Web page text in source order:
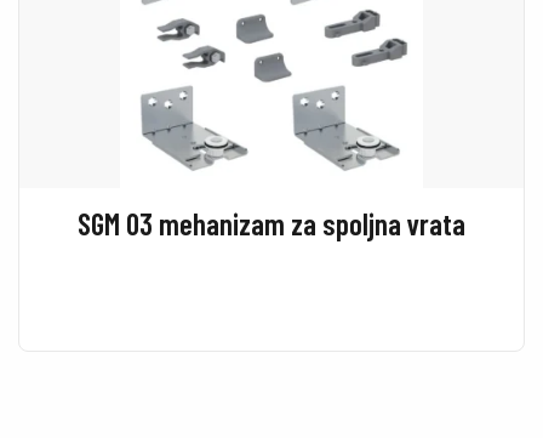
SGM 03 mehanizam za spoljna vrata